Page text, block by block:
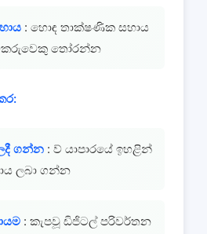
: හොඳ තාක්ෂණික සහාය
තෝරන්න
ගන්න : ව් යාපාරයේ ඉහළින්
ලබා ගන්න
: කැපවූ ඩිජිටල් පරිවර්තන